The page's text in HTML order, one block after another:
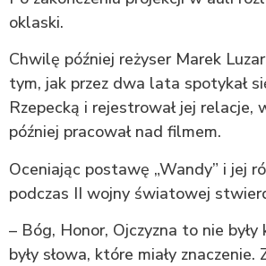
oklaski.
Chwilę później reżyser Marek
tym, jak przez dwa lata spotykał
Rzepecką i rejestrował jej relacje,
później pracował nad filmem.
Oceniając postawę „Wandy” i jej
podczas II wojny światowej
– Bóg, Honor, Ojczyzna to nie były
były słowa, które miały